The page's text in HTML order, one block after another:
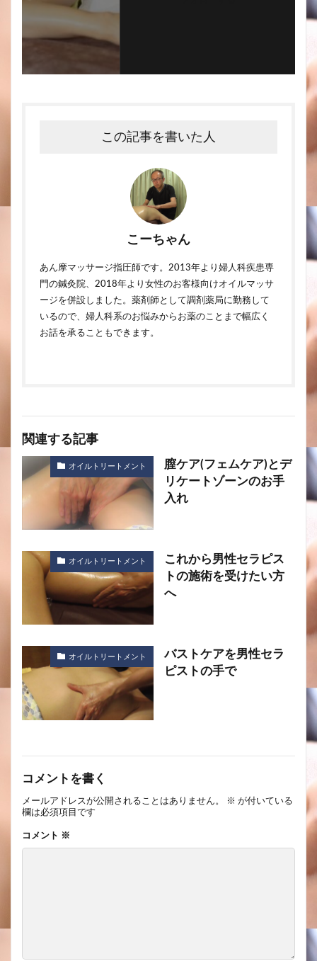
この記事を書いた人
こーちゃん
あん摩マッサージ指圧師です。2013年より婦人科疾患専
門の鍼灸院、2018年より女性のお客様向けオイルマッサ
ージを併設しました。薬剤師として調剤薬局に勤務して
いるので、婦人科系のお悩みからお薬のことまで幅広く
お話を承ることもできます。
関連する記事
オイルトリートメント
膣ケア(フェムケア)とデ
リケートゾーンのお手
入れ
オイルトリートメント
これから男性セラピス
トの施術を受けたい方
へ
オイルトリートメント
バストケアを男性セラ
ピストの手で
コメントを書く
メールアドレスが公開されることはありません。 ※ が付いている
欄は必須項目です
コメント ※